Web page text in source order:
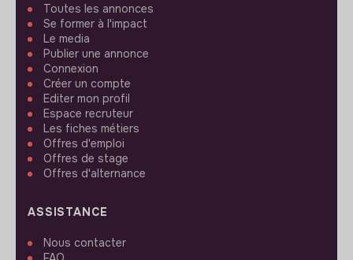
Toutes les annonces
Se former à l'impact
Le media
Publier une annonce
Connexion
Créer un compte
Editer mon profil
Espace recruteur
Les fiches métiers
Offres d'emploi
Offres de stage
Offres d'alternance
ASSISTANCE
Nous contacter